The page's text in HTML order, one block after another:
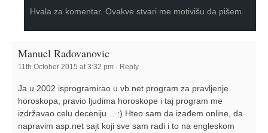
Hvala za komentar. Ovakve stvari me motivišu da pišem.
Manuel Radovanovic
11th October 2015 at 3:32 pm · Reply
Ja u 2002 isprogramirao u vb.net program za pravljenje
horoskopa, pravio ljudima horoskope i taj program me
izdržavao celu deceniju… :) Hteo sam da izađem online, da
napravim asp.net sajt koji sve sam radi i to na engleskom